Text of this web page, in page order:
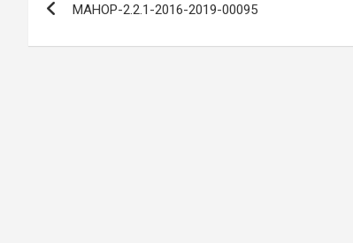
MAHOP-2.2.1-2016-2019-00095